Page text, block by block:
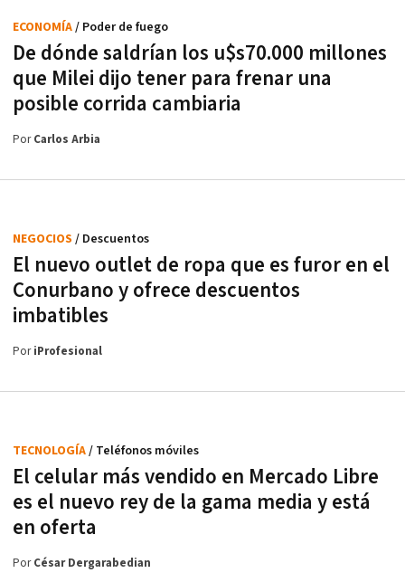
De dónde saldrían los u$s70.000 millones
que Milei dijo tener para frenar una
posible corrida cambiaria
ECONOMÍA/ Poder de fuego
PorCarlos Arbia
El nuevo outlet de ropa que es furor en el
Conurbano y ofrece descuentos
imbatibles
NEGOCIOS / Descuentos
PoriProfesional
El celular más vendido en Mercado Libre
es el nuevo rey de la gama media y está
en oferta
TECNOLOGÍA/ Teléfonos móviles
PorCésar Dergarabedian